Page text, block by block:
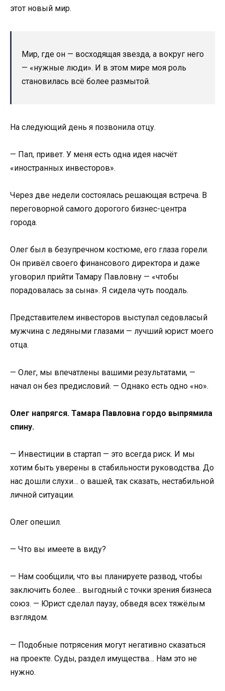
этот новый мир.
Мир, где он — восходящая звезда, а вокруг него
— «нужные люди». И в этом мире моя роль
становилась всё более размытой.
На следующий день я позвонила отцу.
— Пап, привет. У меня есть одна идея насчёт
«иностранных инвесторов».
Через две недели состоялась решающая встреча. В
переговорной самого дорогого бизнес-центра
города.
Олег был в безупречном костюме, его глаза горели.
Он привёл своего финансового директора и даже
уговорил прийти Тамару Павловну — «чтобы
порадовалась за сына». Я сидела чуть поодаль.
Представителем инвесторов выступал седовласый
мужчина с ледяными глазами — лучший юрист моего
отца.
— Олег, мы впечатлены вашими результатами, —
начал он без предисловий. — Однако есть одно «но».
Олег напрягся. Тамара Павловна гордо выпрямила
спину.
— Инвестиции в стартап — это всегда риск. И мы
хотим быть уверены в стабильности руководства. До
нас дошли слухи… о вашей, так сказать, нестабильной
личной ситуации.
Олег опешил.
— Что вы имеете в виду?
— Нам сообщили, что вы планируете развод, чтобы
заключить более… выгодный с точки зрения бизнеса
союз. — Юрист сделал паузу, обведя всех тяжёлым
взглядом.
— Подобные потрясения могут негативно сказаться
на проекте. Суды, раздел имущества… Нам это не
нужно.